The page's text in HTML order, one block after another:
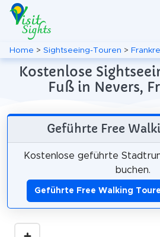
Home > Sightseeing-Touren >
Kostenlose
Fuß in Nevers,
Geführte Free
Kostenlose geführte
buchen.
Geführte Free Walking